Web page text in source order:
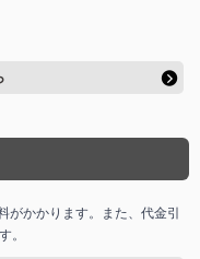
かかります。また、代金引
。